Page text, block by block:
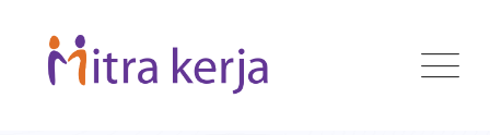
content